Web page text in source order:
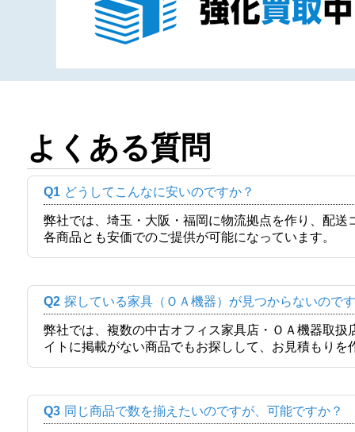
よくある質問
Q1 どうしてこんなに安いのですか？
弊社では、埼玉・大阪・福岡に物流拠点を作り、配
各商品とも安価でのご提供が可能になっています。
Q2 探している家具（ＯＡ機器）が見つからないので
弊社では、複数の中古オフィス家具店・ＯＡ機器取
イトに掲載がない商品でもお探しして、お見積もりを
Q3 同じ商品で数を揃えたいのですが、可能ですか？